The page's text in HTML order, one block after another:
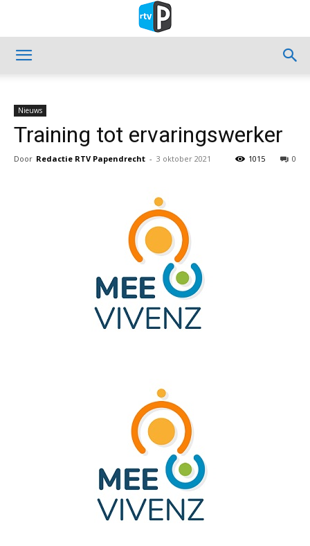
Nieuws
Training tot ervaringswerker
Door Redactie RTV Papendrecht - 3 oktober 2021 0
1015